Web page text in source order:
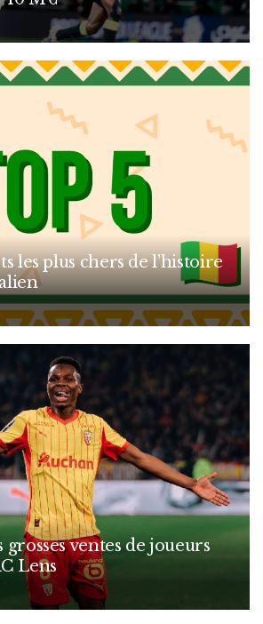
les plus chers de l’histoire
grosses ventes de joueurs
Lens